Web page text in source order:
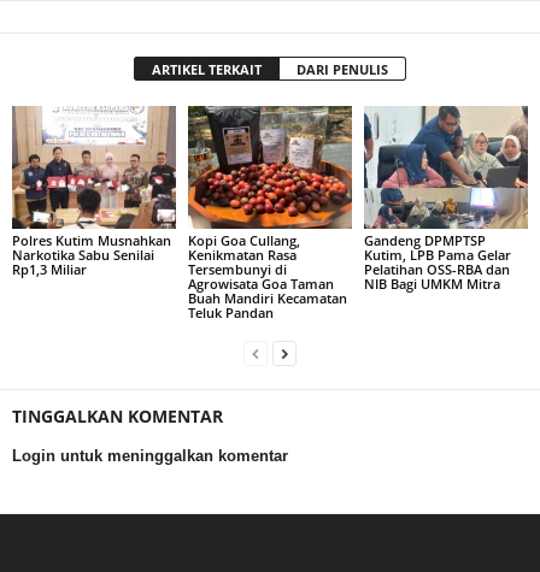
ARTIKEL TERKAIT DARI PENULIS
Polres Kutim Musnahkan
Narkotika Sabu Senilai
Rp1,3 Miliar
Kopi Goa Cullang,
Kenikmatan Rasa
Tersembunyi di
Agrowisata Goa Taman
Buah Mandiri Kecamatan
Teluk Pandan
Gandeng DPMPTSP
Kutim, LPB Pama Gelar
Pelatihan OSS-RBA dan
NIB Bagi UMKM Mitra
TINGGALKAN KOMENTAR
Login untuk meninggalkan komentar